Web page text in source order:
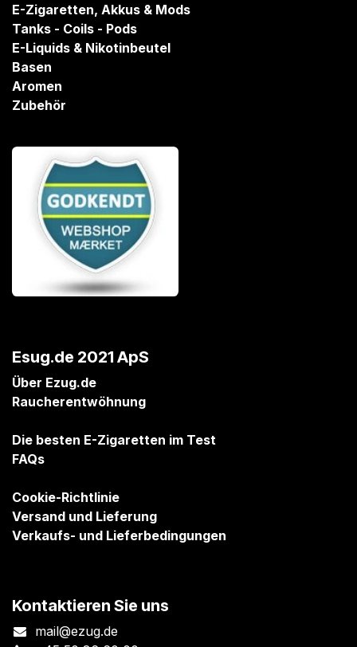
E-Zigaretten, Akkus & Mods
Tanks - Coils - Pods
E-Liquids & Nikotinbeutel
Basen
Aromen
Zubehör
Esug.de 2021 ApS
Über Ezug.de
Raucherentwöhnung
Die besten E-Zigaretten im Test
FAQs
Cookie-Richtlinie
Versand und Lieferung
Verkaufs- und Lieferbedingungen
Kontaktieren Sie uns
mail@ezug.de